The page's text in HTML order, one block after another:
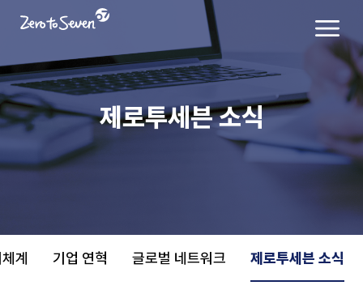
제로투세븐 소식
계 기업 연혁 글로벌 네트워크 제로투세븐 소식